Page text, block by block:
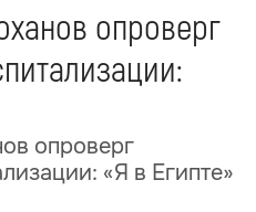
опроверг
опроверг
«Я в Египте»